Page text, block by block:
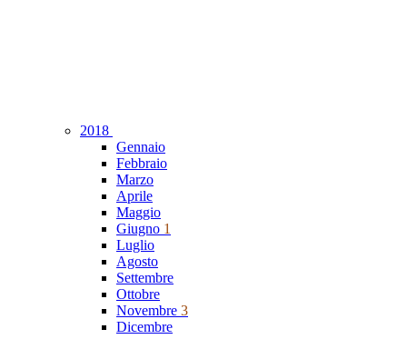
2018
Gennaio
Febbraio
Marzo
Aprile
Maggio
Giugno 1
Luglio
Agosto
Settembre
Ottobre
Novembre 3
Dicembre